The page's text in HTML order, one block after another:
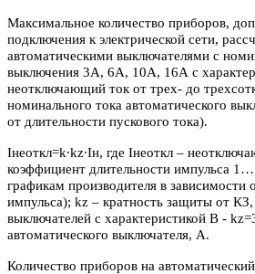
Максимальное количество приборов,
подключения к электрической сети,
автоматическими выключателями с
выключения 3А, 6А, 10А, 16А с
неотключающий ток от трех- до
номинального тока автоматического
от длительности пускового тока).
Iнеоткл=k∙kz∙Iн, где Iнеоткл –
коэффициент длительности импульса
графикам производителя в зависимости
импульса); kz – кратность защиты от КЗ,
выключателей с характеристикой В -
автоматического выключателя, А.
Количество приборов на